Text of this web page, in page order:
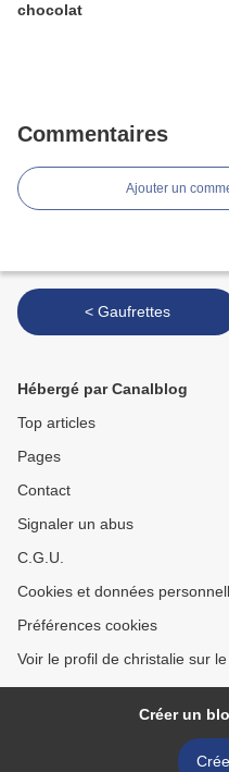
chocolat
Commentaires
Ajouter un
< Gaufrettes
Hébergé par Canalblog
Top articles
Pages
Contact
Signaler un abus
C.G.U.
Cookies et données
Préférences cookies
Voir le profil de christalie sur
Créer un